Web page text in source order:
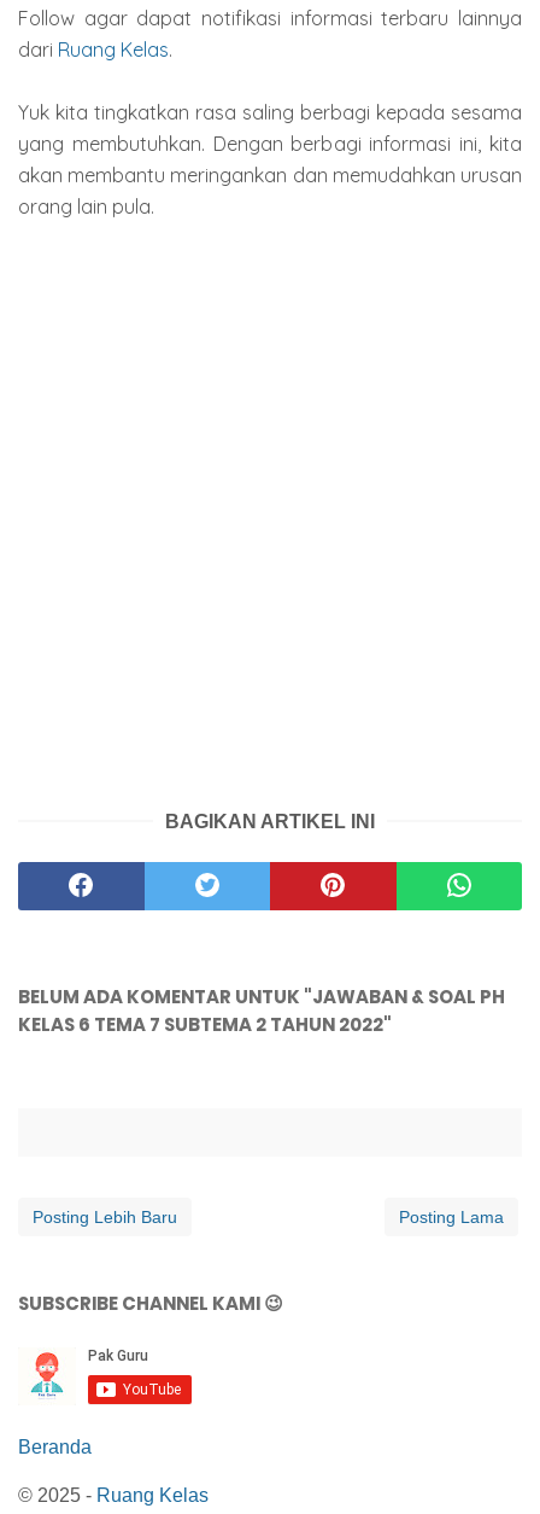
Follow agar dapat notifikasi informasi terbaru lainnya
dari Ruang Kelas.
Yuk kita tingkatkan rasa saling berbagi kepada sesama
yang membutuhkan. Dengan berbagi informasi ini, kita
akan membantu meringankan dan memudahkan urusan
orang lain pula.
BAGIKAN ARTIKEL INI
BELUM ADA KOMENTAR UNTUK "JAWABAN & SOAL PH
KELAS 6 TEMA 7 SUBTEMA 2 TAHUN 2022"
Posting Lebih Baru Posting Lama
SUBSCRIBE CHANNEL KAMI 😉
Beranda
© 2025 - Ruang Kelas